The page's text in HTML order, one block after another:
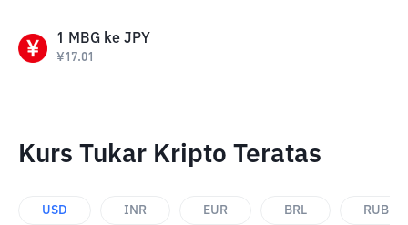
1 MBG ke JPY
¥17.01
Kurs Tukar Kripto Teratas
USD INR EUR BRL RUB